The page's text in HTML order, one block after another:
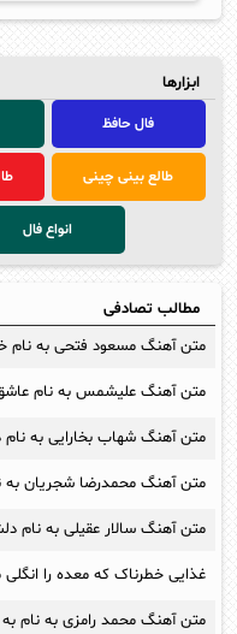
ابزارها
فال حافظ
طالع بینی چینی
انواع فال
مطالب تصادفی
متن آهنگ مسعود فتحی به نام
متن آهنگ علیشمس به نام
متن آهنگ شهاب بخارایی به نام
متن آهنگ محمدرضا شجریان به
متن آهنگ سالار عقیلی به نام
غذایی خطرناک که معده را
متن آهنگ محمد رامزی به نام